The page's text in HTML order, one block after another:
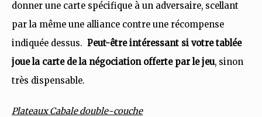
donner une carte spécifique à un adversaire, scellant
par la même une alliance contre une récompense
indiquée dessus. Peut-être intéressant si votre tablée
joue la carte de la négociation offerte par le jeu, sinon
très dispensable.
Plateaux Cabale double-couche